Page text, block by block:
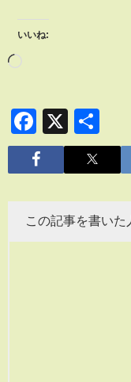
いいね:
X
有
この記事を書いた